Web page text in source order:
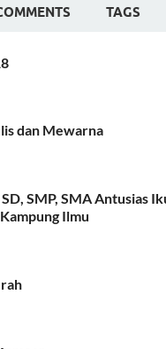
TAGS
dan Mewarna
SMP, SMA Antusias
Ilmu